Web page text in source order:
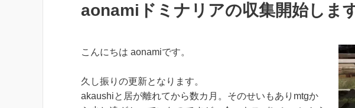
aonamiドミナリアの収集開始しま
こんにちは aonamiです。
久し振りの更新となります。
akaushiと居が離れてから数カ月。そのせいもありmtgか